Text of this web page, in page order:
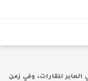
للقارات، وفي زمن